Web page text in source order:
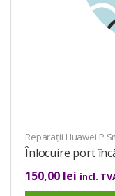
Reparații Huawei P
Înlocuire port
150,00 lei incl.